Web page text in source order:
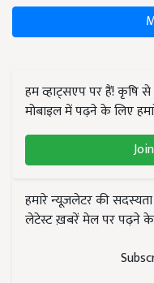
हम व्हाट्सएप पर हैं! कृषि
मोबाइल में पढ़ने के लिए
हमारे न्यूज़लेटर की
लेटेस्ट ख़बरें मेल पर पढ़ने के